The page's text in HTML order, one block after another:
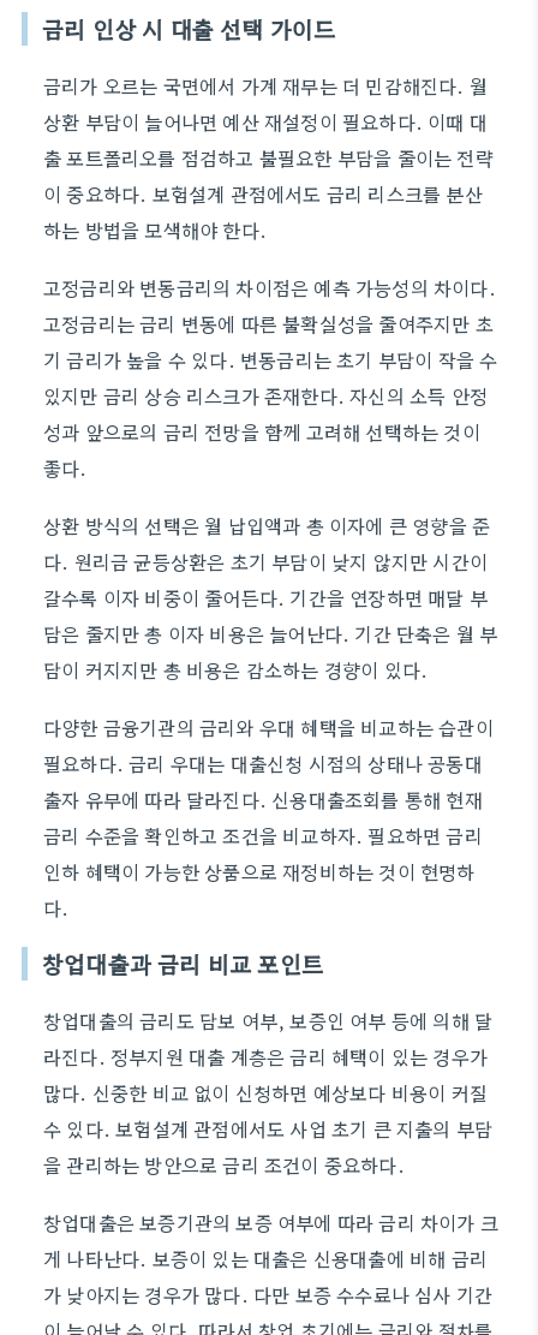
금리 인상 시 대출 선택 가이드
금리가 오르는 국면에서 가계 재무는 더 민감해진다. 월
상환 부담이 늘어나면 예산 재설정이 필요하다. 이때 대
출 포트폴리오를 점검하고 불필요한 부담을 줄이는 전략
이 중요하다. 보험설계 관점에서도 금리 리스크를 분산
하는 방법을 모색해야 한다.
고정금리와 변동금리의 차이점은 예측 가능성의 차이다.
고정금리는 금리 변동에 따른 불확실성을 줄여주지만 초
기 금리가 높을 수 있다. 변동금리는 초기 부담이 작을 수
있지만 금리 상승 리스크가 존재한다. 자신의 소득 안정
성과 앞으로의 금리 전망을 함께 고려해 선택하는 것이
좋다.
상환 방식의 선택은 월 납입액과 총 이자에 큰 영향을 준
다. 원리금 균등상환은 초기 부담이 낮지 않지만 시간이
갈수록 이자 비중이 줄어든다. 기간을 연장하면 매달 부
담은 줄지만 총 이자 비용은 늘어난다. 기간 단축은 월 부
담이 커지지만 총 비용은 감소하는 경향이 있다.
다양한 금융기관의 금리와 우대 혜택을 비교하는 습관이
필요하다. 금리 우대는 대출신청 시점의 상태나 공동대
출자 유무에 따라 달라진다. 신용대출조회를 통해 현재
금리 수준을 확인하고 조건을 비교하자. 필요하면 금리
인하 혜택이 가능한 상품으로 재정비하는 것이 현명하
다.
창업대출과 금리 비교 포인트
창업대출의 금리도 담보 여부, 보증인 여부 등에 의해 달
라진다. 정부지원 대출 계층은 금리 혜택이 있는 경우가
많다. 신중한 비교 없이 신청하면 예상보다 비용이 커질
수 있다. 보험설계 관점에서도 사업 초기 큰 지출의 부담
을 관리하는 방안으로 금리 조건이 중요하다.
창업대출은 보증기관의 보증 여부에 따라 금리 차이가 크
게 나타난다. 보증이 있는 대출은 신용대출에 비해 금리
가 낮아지는 경우가 많다. 다만 보증 수수료나 심사 기간